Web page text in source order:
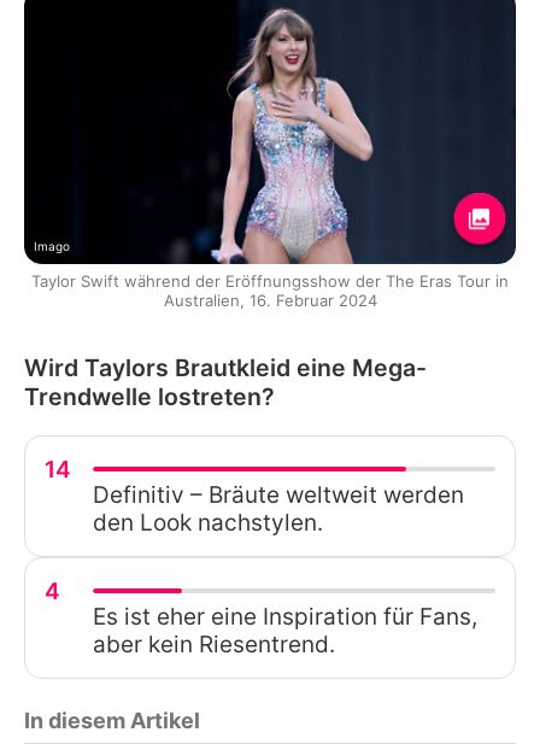
Imago
Taylor Swift während der Eröffnungsshow der The Eras Tour in
Australien, 16. Februar 2024
Wird Taylors Brautkleid eine Mega-
Trendwelle lostreten?
14
Definitiv – Bräute weltweit werden
den Look nachstylen.
4
Es ist eher eine Inspiration für Fans,
aber kein Riesentrend.
In diesem Artikel